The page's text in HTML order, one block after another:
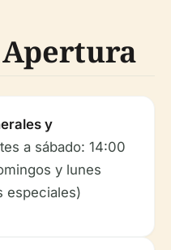
y
a sábado: 14:00
y lunes
especiales)